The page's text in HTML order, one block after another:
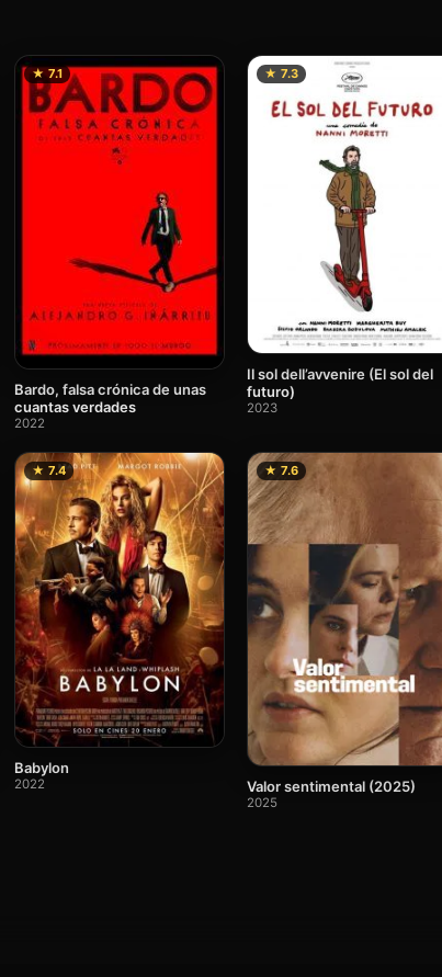
★ 7.1
Bardo, falsa crónica de unas
cuantas verdades
2022
★ 7.3
Il sol dell’avvenire (El sol del
futuro)
2023
★ 7.4
Babylon
2022
★ 7.6
Valor sentimental (2025)
2025